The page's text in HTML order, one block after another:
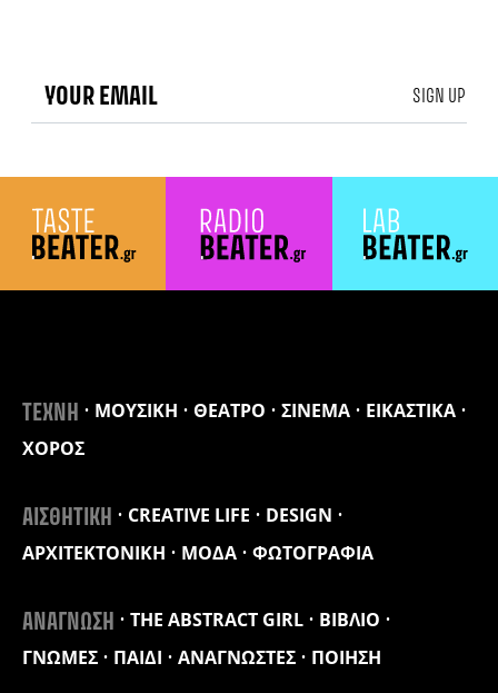
ΤΕΧΝΗ ΜΟΥΣΙΚΗ ΘΕΑΤΡΟ ΣΙΝΕΜΑ
ΕΙΚΑΣΤΙΚΑ
ΧΟΡΟΣ
ΑΙΣΘΗΤΙΚΗ CREATIVE LIFE
DESIGN
ΑΡΧΙΤΕΚΤΟΝΙΚΗ
ΜΟΔΑ ΦΩΤΟΓΡΑΦΙΑ
ΑΝΑΓΝΩΣΗ THE ABSTRACT GIRL
ΒΙΒΛΙΟ
ΓΝΩΜΕΣ
ΠΑΙΔΙ ΑΝΑΓΝΩΣΤΕΣ ΠΟΙΗΣΗ
SIGN UP